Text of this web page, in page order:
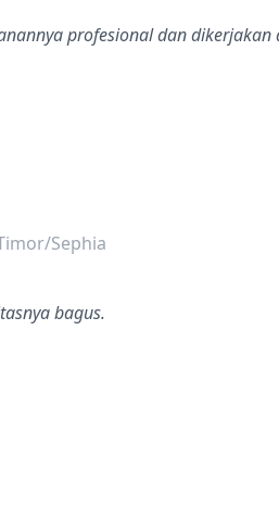
profesional dan dikerjakan
lima
Sephia
bagus.
lima